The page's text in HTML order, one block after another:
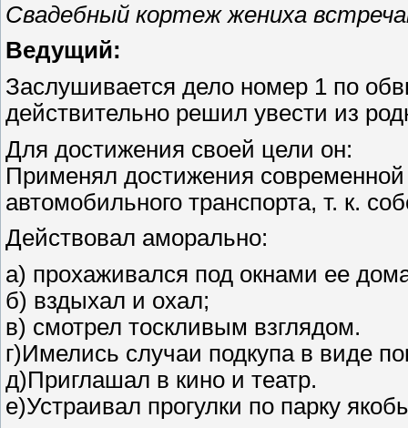
Свадебный кортеж жениха
Ведущий:
Заслушивается дело номер 1 по
действительно решил увести из
Для достижения своей цели он:
Применял достижения современной
автомобильного транспорта, т. к.
Действовал аморально:
а) прохаживался под окнами ее
б) вздыхал и охал;
в) смотрел тоскливым взглядом.
г)Имелись случаи подкупа в виде
д)Приглашал в кино и театр.
е)Устраивал прогулки по парку